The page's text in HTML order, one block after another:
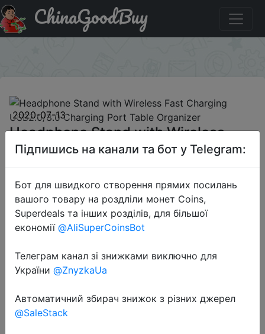
Придбати Headphone Stand with Wireless Fast Charging
USB2.0/3.0 Charging Port Table Organizer
ChinaGoodBuy
2020-07-13
Headphone Stand with Wireless
Fast Charging USB2.0/3.0 Charging
Port Table Organizer
$16.99
Sale
Підпишись на канали та бот у Telegram:
Бот для швидкого створення прямих посилань
вашого товару на роздліли монет Coins,
Superdeals та інших розділів, для більшої
економії @AliSuperCoinsBot
Телеграм канал зі знижками виключно для
України @ZnyzkaUa
Автоматичний збирач знижок з різних джерел
@SaleStack